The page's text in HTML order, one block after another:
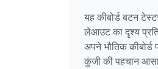
यह कीबोर्ड बटन
लेआउट का दृश्य
अपने भौतिक कीबोर्ड
कुंजी की पहचान